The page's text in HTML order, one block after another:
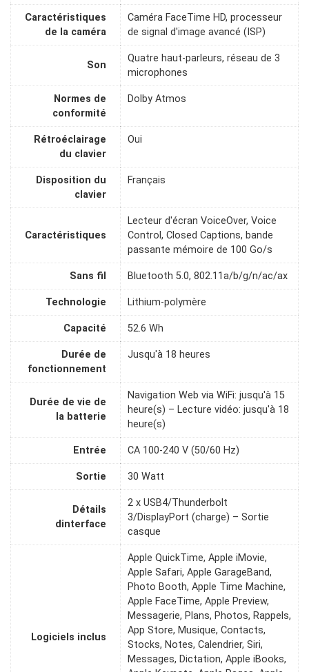
Caractéristiques
de la caméra
Caméra FaceTime HD, processeur
de signal d'image avancé (ISP)
Son
Quatre haut-parleurs, réseau de 3
microphones
Normes de
conformité
Dolby Atmos
Rétroéclairage
du clavier
Oui
Disposition du
clavier
Français
Caractéristiques
Lecteur d'écran VoiceOver, Voice
Control, Closed Captions, bande
passante mémoire de 100 Go/s
Sans fil Bluetooth 5.0, 802.11a/b/g/n/ac/ax
Technologie Lithium-polymère
Capacité 52.6 Wh
Durée de
fonctionnement
Jusqu'à 18 heures
Durée de vie de
la batterie
Navigation Web via WiFi: jusqu'à 15
heure(s) – Lecture vidéo: jusqu'à 18
heure(s)
Entrée CA 100-240 V (50/60 Hz)
Sortie 30 Watt
Détails
dinterface
2 x USB4/Thunderbolt
3/DisplayPort (charge) – Sortie
casque
Logiciels inclus
Apple QuickTime, Apple iMovie,
Apple Safari, Apple GarageBand,
Photo Booth, Apple Time Machine,
Apple FaceTime, Apple Preview,
Messagerie, Plans, Photos, Rappels,
App Store, Musique, Contacts,
Stocks, Notes, Calendrier, Siri,
Messages, Dictation, Apple iBooks,